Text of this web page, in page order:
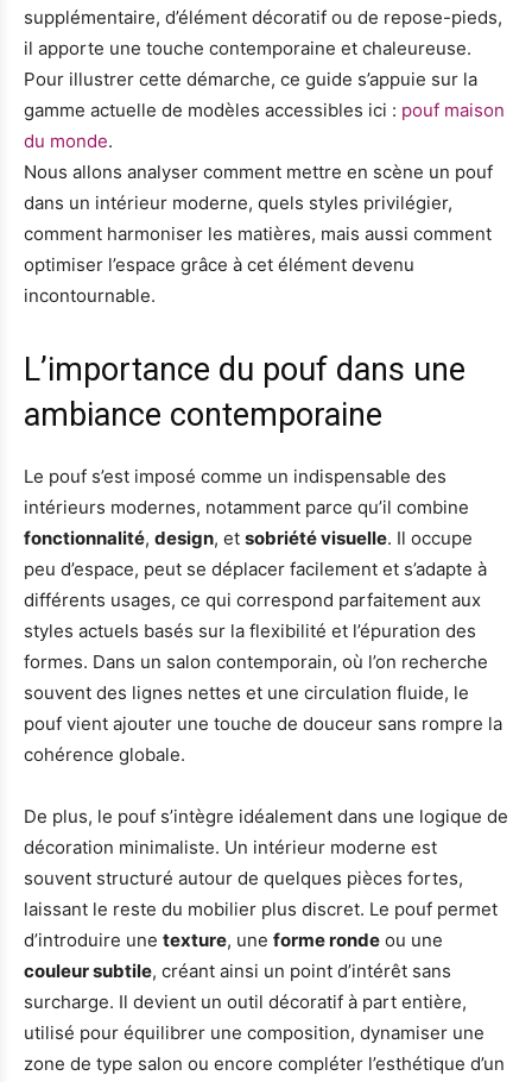
supplémentaire, d’élément décoratif ou de repose-pieds,
il apporte une touche contemporaine et chaleureuse.
Pour illustrer cette démarche, ce guide s’appuie sur la
gamme actuelle de modèles accessibles ici : pouf maison
du monde.
Nous allons analyser comment mettre en scène un pouf
dans un intérieur moderne, quels styles privilégier,
comment harmoniser les matières, mais aussi comment
optimiser l’espace grâce à cet élément devenu
incontournable.
L’importance du pouf dans une
ambiance contemporaine
Le pouf s’est imposé comme un indispensable des
intérieurs modernes, notamment parce qu’il combine
fonctionnalité, design, et sobriété visuelle. Il occupe
peu d’espace, peut se déplacer facilement et s’adapte à
différents usages, ce qui correspond parfaitement aux
styles actuels basés sur la flexibilité et l’épuration des
formes. Dans un salon contemporain, où l’on recherche
souvent des lignes nettes et une circulation fluide, le
pouf vient ajouter une touche de douceur sans rompre la
cohérence globale.
De plus, le pouf s’intègre idéalement dans une logique de
décoration minimaliste. Un intérieur moderne est
souvent structuré autour de quelques pièces fortes,
laissant le reste du mobilier plus discret. Le pouf permet
d’introduire une texture, une forme ronde ou une
couleur subtile, créant ainsi un point d’intérêt sans
surcharge. Il devient un outil décoratif à part entière,
utilisé pour équilibrer une composition, dynamiser une
zone de type salon ou encore compléter l’esthétique d’un